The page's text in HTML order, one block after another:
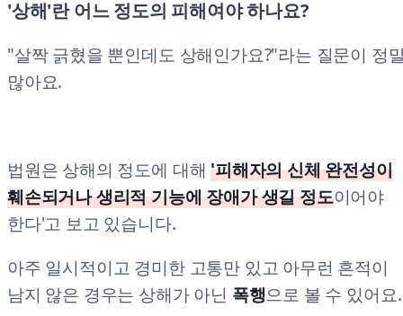
'상해'란 어느 정도의 피해여야 하나요?
"살짝 긁혔을 뿐인데도 상해인가요?"라는 질문이 정
많아요.
법원은 상해의 정도에 대해'피해자의 신체 완전성이
훼손되거나 생리적 기능에 장애가 생길 정도이어야
한다'고 보고 있습니다.
아주 일시적이고 경미한 고통만 있고 아무런 흔적이
남지 않은 경우는 상해가 아닌 폭행으로 볼 수 있어요.